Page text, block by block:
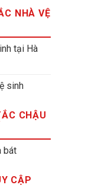
NHÀ VỆ
tại Hà
sinh
CHẬU
bát
CẬP